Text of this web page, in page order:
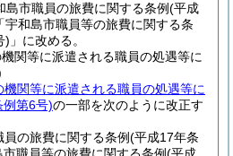
市職員の旅費に関する条例(平成
宇和島市職員等の旅費に関する条
) 」に改める。
関等に派遣される職員の処遇等に
関等に派遣される職員の処遇等に
第6号)の一部を次のように改正す
の旅費に関する条例(平成17年条